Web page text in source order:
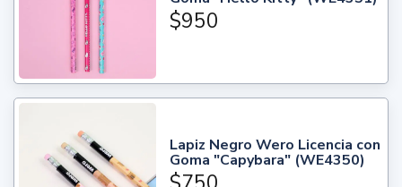
$950
Lapiz Negro Wero Licencia con
Goma "Capybara" (WE4350)